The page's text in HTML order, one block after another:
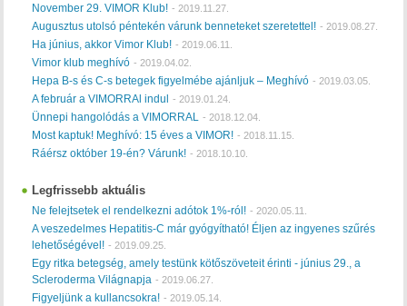
November 29. VIMOR Klub! - 2019.11.27.
Augusztus utolsó péntekén várunk benneteket szeretettel! - 2019.08.27.
Ha június, akkor Vimor Klub! - 2019.06.11.
Vimor klub meghívó - 2019.04.02.
Hepa B-s és C-s betegek figyelmébe ajánljuk – Meghívó - 2019.03.05.
A február a VIMORRAl indul - 2019.01.24.
Ünnepi hangolódás a VIMORRAL - 2018.12.04.
Most kaptuk! Meghívó: 15 éves a VIMOR! - 2018.11.15.
Ráérsz október 19-én? Várunk! - 2018.10.10.
Legfrissebb aktuális
Ne felejtsetek el rendelkezni adótok 1%-ról! - 2020.05.11.
A veszedelmes Hepatitis-C már gyógyítható! Éljen az ingyenes szűrés
lehetőségével! - 2019.09.25.
Egy ritka betegség, amely testünk kötőszöveteit érinti - június 29., a
Scleroderma Világnapja - 2019.06.27.
Figyeljünk a kullancsokra! - 2019.05.14.